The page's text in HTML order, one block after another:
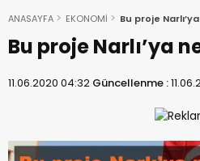
ANASAYFA EKONOMİ Bu proje
Bu proje Narlı’ya
11.06.2020 04:32 Güncellenme :